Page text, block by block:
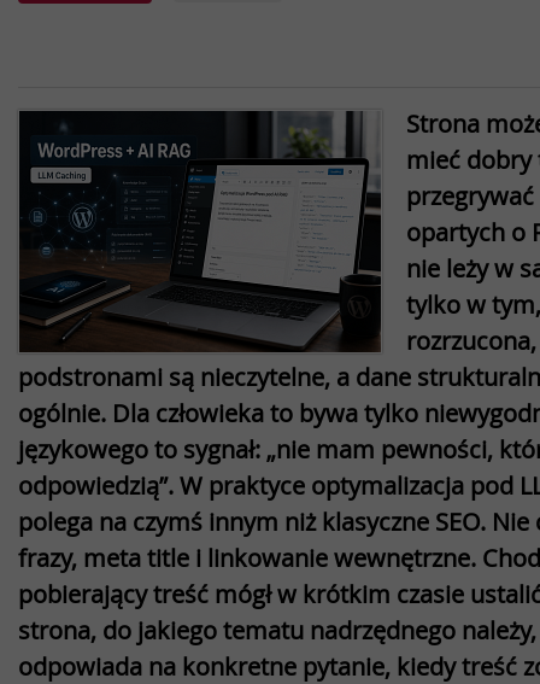
Strona
mieć dobry
opartych o
nie leży w
tylko w
podstronami są nieczytelne, a dane
ogólnie. Dla człowieka to bywa tylko
językowego to sygnał: „nie mam pewności,
odpowiedzią”. W praktyce optymalizacja pod
polega na czymś innym niż klasyczne SEO. Nie
frazy, meta title i linkowanie wewnętrzne.
pobierający treść mógł w krótkim czasie
strona, do jakiego tematu nadrzędnego
odpowiada na konkretne pytanie, kiedy treść